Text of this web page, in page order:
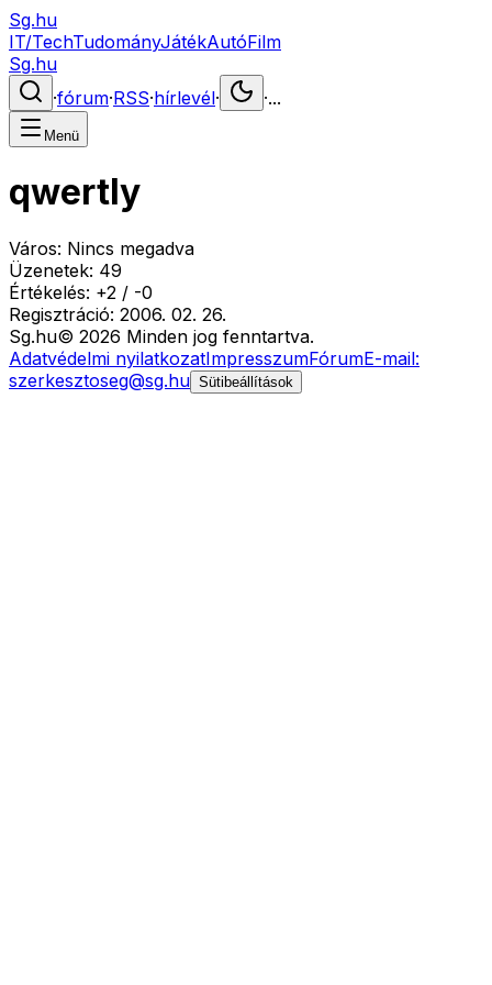
Sg.hu
IT/TechTudományJátékAutóFilm
Sg.hu
·fórum·RSS·hírlevél· ·...
Menü
qwertly
Város: Nincs megadva
Üzenetek: 49
Értékelés: +2 / -0
Regisztráció: 2006. 02. 26.
Sg.hu© 2026 Minden jog fenntartva.
Adatvédelmi nyilatkozatImpresszumFórumE-mail:
szerkesztoseg@sg.hu Sütibeállítások